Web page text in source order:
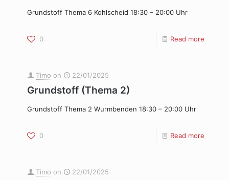
Grundstoff Thema 6 Kohlscheid 18:30 – 20:00 Uhr
0 Read more
Timo on 22/01/2025
Grundstoff (Thema 2)
Grundstoff Thema 2 Wurmbenden 18:30 – 20:00 Uhr
0 Read more
Timo on 22/01/2025